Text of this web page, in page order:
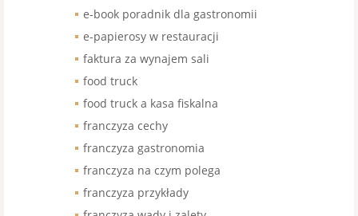
e-book poradnik dla gastronomii
e-papierosy w restauracji
faktura za wynajem sali
food truck
food truck a kasa fiskalna
franczyza cechy
franczyza gastronomia
franczyza na czym polega
franczyza przykłady